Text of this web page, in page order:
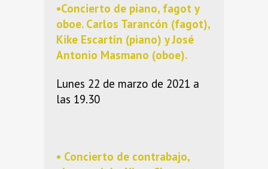
•Concierto de piano, fagot y
oboe. Carlos Tarancón (fagot),
Kike Escartín (piano) yJosé
Antonio Masmano (oboe).
Lunes 22 de marzo de 2021 a
las 19.30
• Concierto de contrabajo,